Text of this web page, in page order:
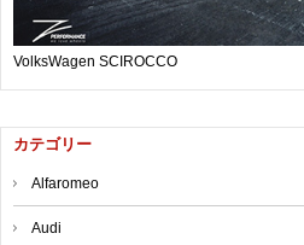
VolksWagen SCIROCCO
カテゴリー
Alfaromeo
Audi